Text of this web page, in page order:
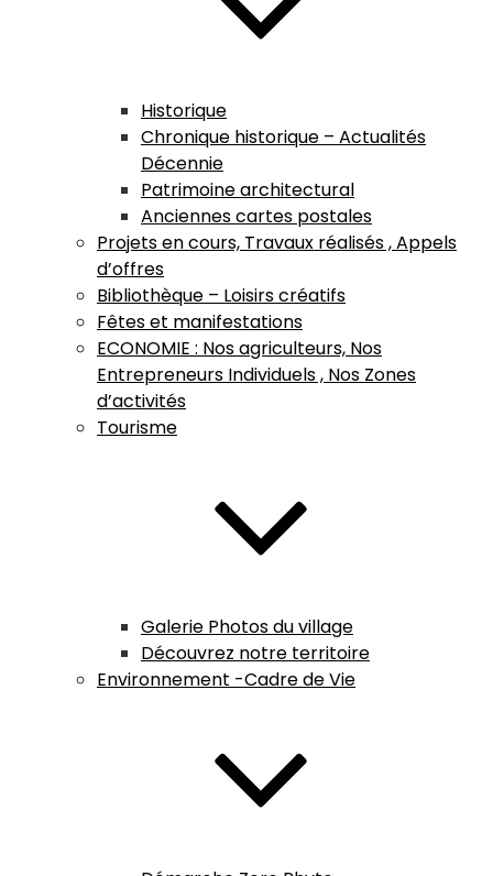
Historique
Chronique historique – Actualités
Décennie
Patrimoine architectural
Anciennes cartes postales
Projets en cours, Travaux réalisés , Appels
d’offres
Bibliothèque – Loisirs créatifs
Fêtes et manifestations
ECONOMIE : Nos agriculteurs, Nos
Entrepreneurs Individuels , Nos Zones
d’activités
Tourisme
Galerie Photos du village
Découvrez notre territoire
Environnement -Cadre de Vie